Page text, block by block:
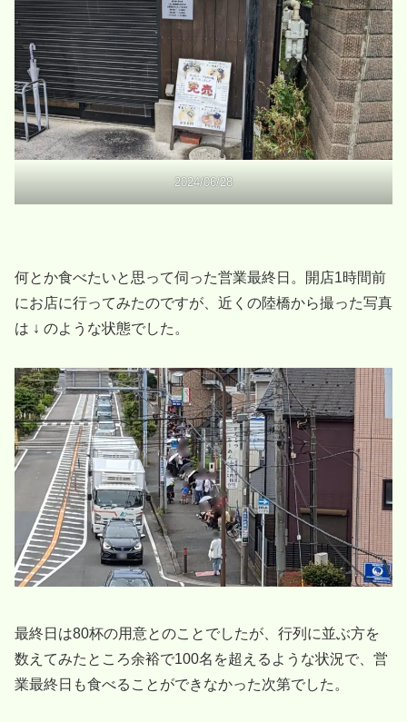
2024/06/28
何とか食べたいと思って伺った営業最終日。開店1時間前
にお店に行ってみたのですが、近くの陸橋から撮った写真
は ↓ のような状態でした。
最終日は80杯の用意とのことでしたが、行列に並ぶ方を
数えてみたところ余裕で100名を超えるような状況で、営
業最終日も食べることができなかった次第でした。